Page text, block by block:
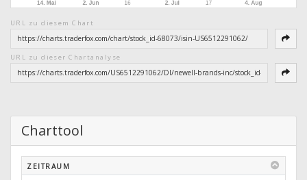
URL zu diesem Chart
URL zu dieser Chartanalyse
Charttool
ZEITRAUM